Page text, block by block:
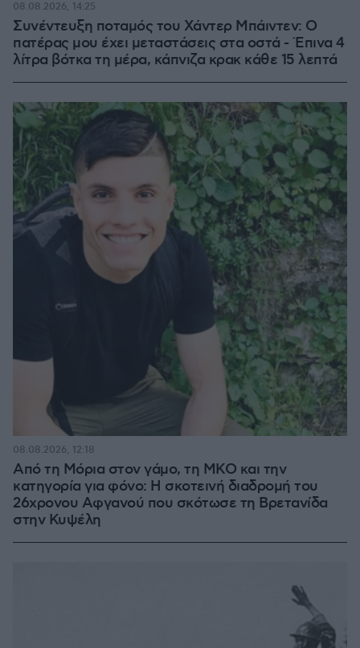
Συνέντευξη ποταμός του Χάντερ Μπάιντεν: Ο
πατέρας μου έχει μεταστάσεις στα οστά - Έπινα 4
λίτρα βότκα τη μέρα, κάπνιζα κρακ κάθε 15 λεπτά
08.08.2026, 14:25
Από τη Μόρια στον γάμο, τη ΜΚΟ και την
κατηγορία για φόνο: Η σκοτεινή διαδρομή του
26χρονου Αφγανού που σκότωσε τη Βρετανίδα
στην Κυψέλη
08.08.2026, 12:18